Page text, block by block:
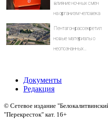
влияние ночных смен
на организм человека
Пентагон рассекретил
новые материалы о
неопознанных
Документы
Редакция
© Сетевое издание
"Перекресток" кат. 16+